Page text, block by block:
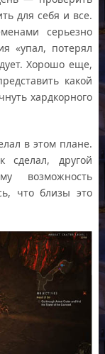
для себя и все.
серьезно
«упал, потерял
Хорошо еще,
какой
хардкорного
в этом плане.
сделал, другой
возможность
что близы это